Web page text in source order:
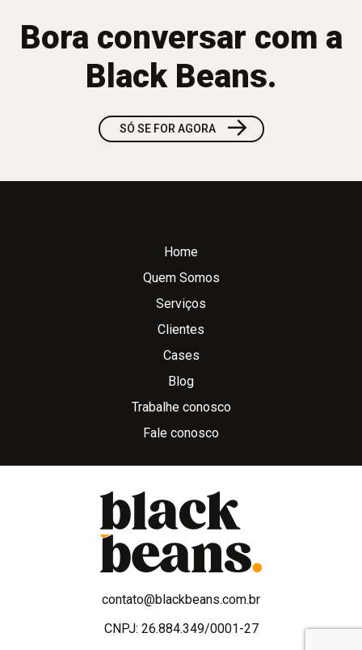
Bora conversar com a
Black Beans.
SÓ SE FOR AGORA →
Home
Quem Somos
Serviços
Clientes
Cases
Blog
Trabalhe conosco
Fale conosco
contato@blackbeans.com.br
CNPJ: 26.884.349/0001-27